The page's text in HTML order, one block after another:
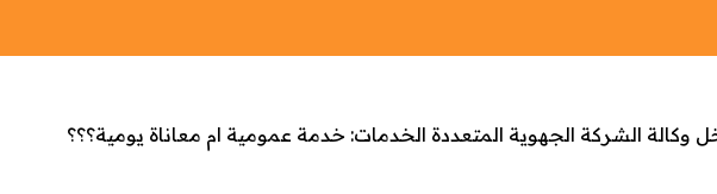
وكالة الشركة الجهوية المتعددة الخدمات: خدمة عمومية ام معاناة يومية؟؟؟